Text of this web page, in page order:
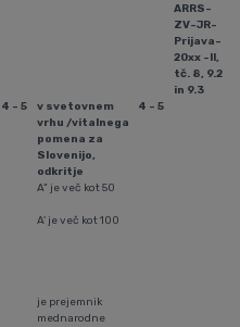
ARRS-
ZV-JR-
Prijava-
20xx -II,
tč. 8, 9.2
in 9.3
4 - 5
v svetovnem
vrhu /vitalnega
pomena za
Slovenijo,
odkritje
4 - 5
A" je več kot 50
A' je več kot 100
je prejemnik
mednarodne